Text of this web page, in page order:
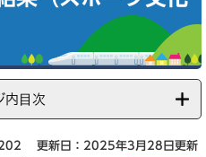
内目次
更新日：2025年3月28日更新